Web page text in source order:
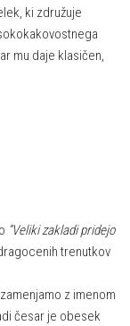
ki združuje
mu daje klasičen,
“Veliki zakladi pridejo
trenutkov
z imenom
česar je obesek